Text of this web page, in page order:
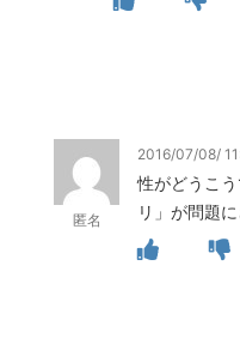
匿名
2016/07/08/
性がどうこ
リ」が問題